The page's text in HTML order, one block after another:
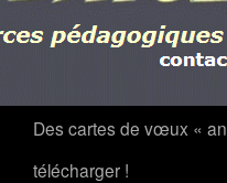
Des cartes de vœux «
télécharger !